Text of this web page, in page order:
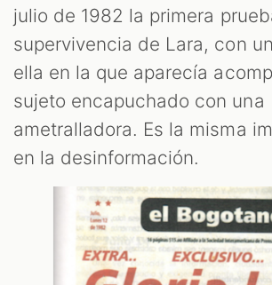
julio de 1982 la primera
supervivencia de Lara, con
ella en la que aparecía
sujeto encapuchado con una
ametralladora. Es la misma
en la desinformación.